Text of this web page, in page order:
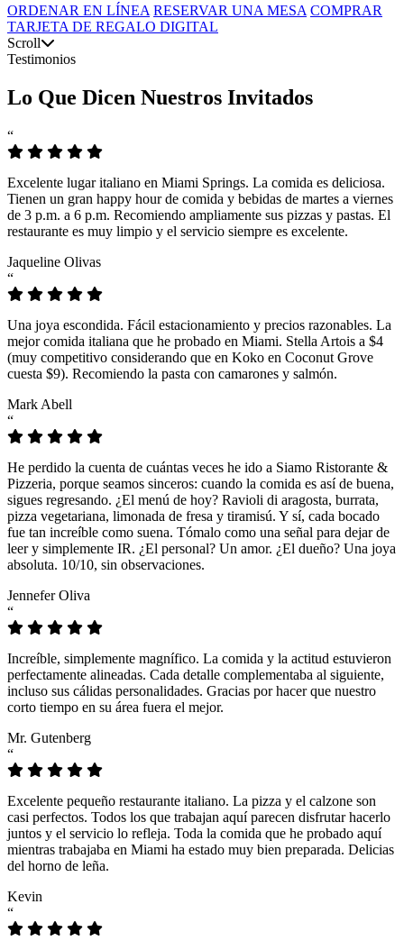
ORDENAR EN LÍNEA RESERVAR UNA MESA COMPRAR
TARJETA DE REGALO DIGITAL
Scroll
Testimonios
Lo Que Dicen Nuestros Invitados
“
Excelente lugar italiano en Miami Springs. La comida es deliciosa.
Tienen un gran happy hour de comida y bebidas de martes a viernes
de 3 p.m. a 6 p.m. Recomiendo ampliamente sus pizzas y pastas. El
restaurante es muy limpio y el servicio siempre es excelente.
Jaqueline Olivas
“
Una joya escondida. Fácil estacionamiento y precios razonables. La
mejor comida italiana que he probado en Miami. Stella Artois a $4
(muy competitivo considerando que en Koko en Coconut Grove
cuesta $9). Recomiendo la pasta con camarones y salmón.
Mark Abell
“
He perdido la cuenta de cuántas veces he ido a Siamo Ristorante &
Pizzeria, porque seamos sinceros: cuando la comida es así de buena,
sigues regresando. ¿El menú de hoy? Ravioli di aragosta, burrata,
pizza vegetariana, limonada de fresa y tiramisú. Y sí, cada bocado
fue tan increíble como suena. Tómalo como una señal para dejar de
leer y simplemente IR. ¿El personal? Un amor. ¿El dueño? Una joya
absoluta. 10/10, sin observaciones.
Jennefer Oliva
“
Increíble, simplemente magnífico. La comida y la actitud estuvieron
perfectamente alineadas. Cada detalle complementaba al siguiente,
incluso sus cálidas personalidades. Gracias por hacer que nuestro
corto tiempo en su área fuera el mejor.
Mr. Gutenberg
“
Excelente pequeño restaurante italiano. La pizza y el calzone son
casi perfectos. Todos los que trabajan aquí parecen disfrutar hacerlo
juntos y el servicio lo refleja. Toda la comida que he probado aquí
mientras trabajaba en Miami ha estado muy bien preparada. Delicias
del horno de leña.
Kevin
“